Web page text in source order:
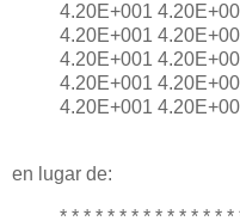
4.20E+001
4.20E+001
4.20E+001
4.20E+001
4.20E+001
en lugar de:
* * * * * * * * * * * * * *